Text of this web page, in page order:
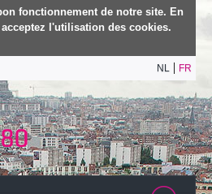
fonctionnement de notre site. En
l'utilisation des cookies.
NL FR